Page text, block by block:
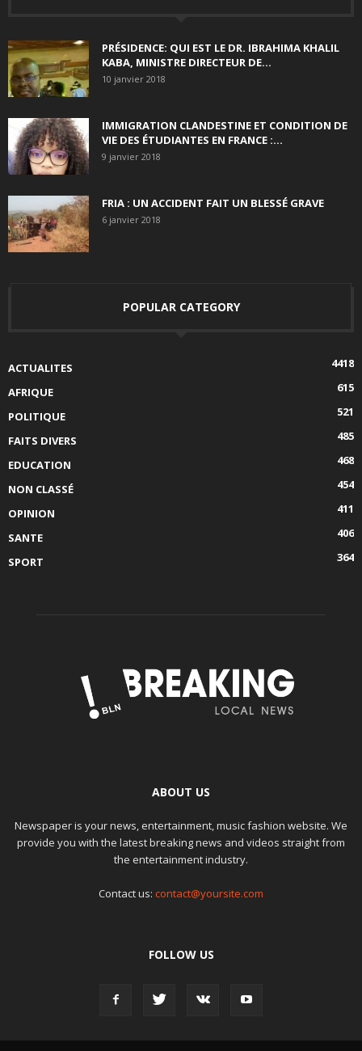
PRÉSIDENCE: QUI EST LE DR. IBRAHIMA KHALIL
KABA, MINISTRE DIRECTEUR DE...
10 janvier 2018
IMMIGRATION CLANDESTINE ET CONDITION DE
VIE DES ÉTUDIANTES EN FRANCE :...
9 janvier 2018
FRIA : UN ACCIDENT FAIT UN BLESSÉ GRAVE
6 janvier 2018
POPULAR CATEGORY
ACTUALITES
4418
AFRIQUE
615
POLITIQUE
521
FAITS DIVERS
485
EDUCATION
468
NON CLASSÉ
454
OPINION
411
SANTE
406
SPORT
364
ABOUT US
Newspaper is your news, entertainment, music fashion website. We
provide you with the latest breaking news and videos straight from
the entertainment industry.
Contact us: contact@yoursite.com
FOLLOW US